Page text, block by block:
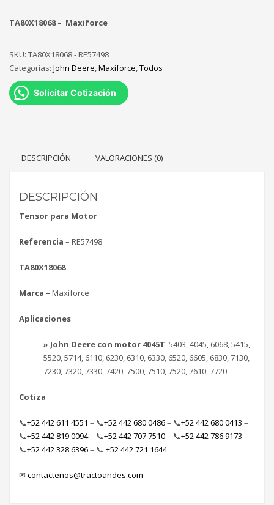
TA80X18068 – Maxiforce
SKU: TA80X18068 - RE57498
Categorías: John Deere,Maxiforce,Todos
Solicitar Cotización
DESCRIPCIÓN VALORACIONES (0)
DESCRIPCIÓN
Tensor para Motor
Referencia – RE57498
TA80X18068
Marca – Maxiforce
Aplicaciones
» John Deere con motor 4045T 5403, 4045, 6068, 5415,
5520, 5714, 6110, 6230, 6310, 6330, 6520, 6605, 6830, 7130,
7230, 7320, 7330, 7420, 7500, 7510, 7520, 7610, 7720
Cotiza
📞+52 442 611 4551 – 📞+52 442 680 0486– 📞+52 442 680 0413 –
📞+52 442 819 0094– 📞+52 442 707 7510– 📞+52 442 786 9173 –
📞+52 442 328 6396– 📞 +52 442 721 1644
✉ contactenos@tractoandes.com